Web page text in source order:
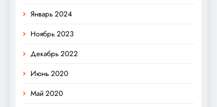
Январь 2024
Ноябрь 2023
Декабрь 2022
Июнь 2020
Май 2020